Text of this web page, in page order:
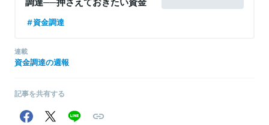
調達ニュース
資金調達
連載
資金調達の週報
記事を共有する